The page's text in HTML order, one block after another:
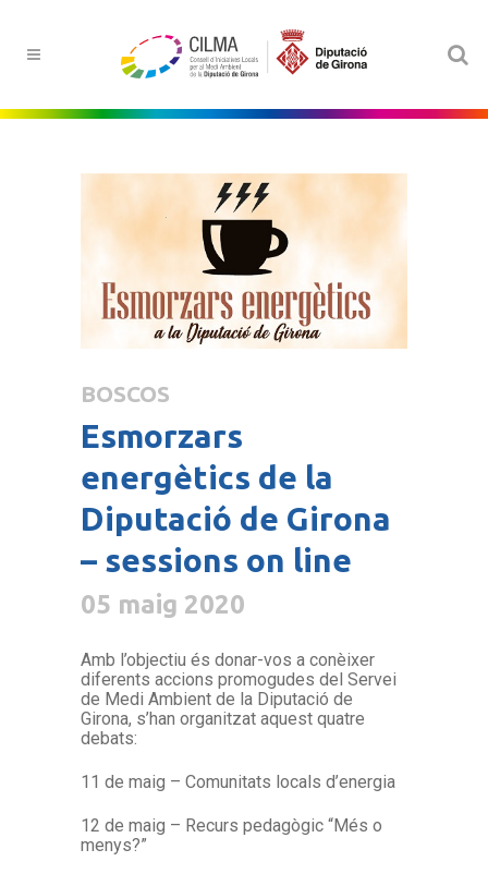
BOSCOS
Esmorzars
energètics de la
Diputació de Girona
– sessions on line
05 maig 2020
Amb l’objectiu és donar-vos a conèixer
diferents accions promogudes del Servei
de Medi Ambient de la Diputació de
Girona, s’han organitzat aquest quatre
debats:
11 de maig – Comunitats locals d’energia
12 de maig – Recurs pedagògic “Més o
menys?”